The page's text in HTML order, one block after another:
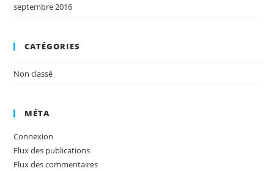
septembre 2016
CATÉGORIES
Non classé
MÉTA
Connexion
Flux des publications
Flux des commentaires